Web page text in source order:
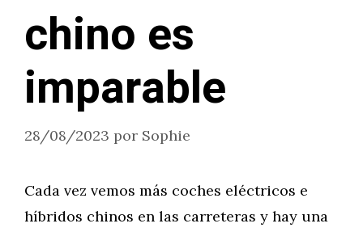
chino es
imparable
28/08/2023 por Sophie
Cada vez vemos más coches eléctricos e
híbridos chinos en las carreteras y hay una